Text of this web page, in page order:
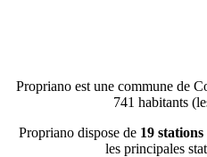
Propriano est une commune de
741 habitants
Propriano dispose de 19
les principales